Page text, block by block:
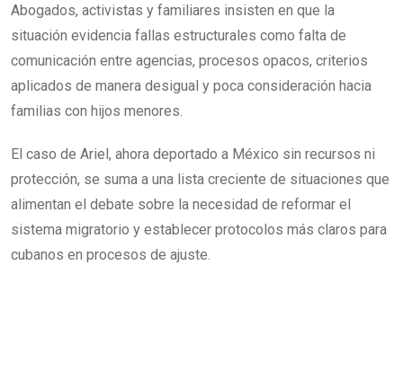
Abogados, activistas y familiares insisten en que la
situación evidencia fallas estructurales como falta de
comunicación entre agencias, procesos opacos, criterios
aplicados de manera desigual y poca consideración hacia
familias con hijos menores.
El caso de Ariel, ahora deportado a México sin recursos ni
protección, se suma a una lista creciente de situaciones que
alimentan el debate sobre la necesidad de reformar el
sistema migratorio y establecer protocolos más claros para
cubanos en procesos de ajuste.